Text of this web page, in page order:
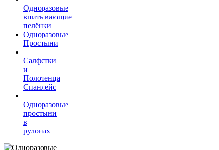
Одноразовые
впитывающие
пелёнки
Одноразовые
Простыни
Салфетки
и
Полотенца
Спанлейс
Одноразовые
простыни
в
рулонах